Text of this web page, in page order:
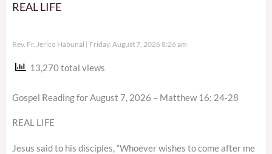
REAL LIFE
Rev. Fr. Jerico Habunal Friday, August 7, 2026 8:26 am
13,270 total views
Gospel Reading for August 7, 2026 – Matthew 16: 24-28
REAL LIFE
Jesus said to his disciples, “Whoever wishes to come after me